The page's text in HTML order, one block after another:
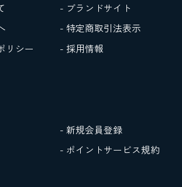
- ブランドサイト
- 特定商取引法表示
リシー
- 採用情報
- 新規会員登録
- ポイントサービス規約